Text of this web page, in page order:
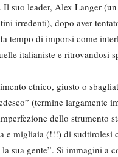
suo leader, Alex Langer
irredenti), dopo aver
tempo di imporsi come
italianiste e ritrovandosi
etnico, giusto o
(termine largamente
dello strumento
e migliaia (!!!) di sudtirolesi
sua gente”. Si immagini a